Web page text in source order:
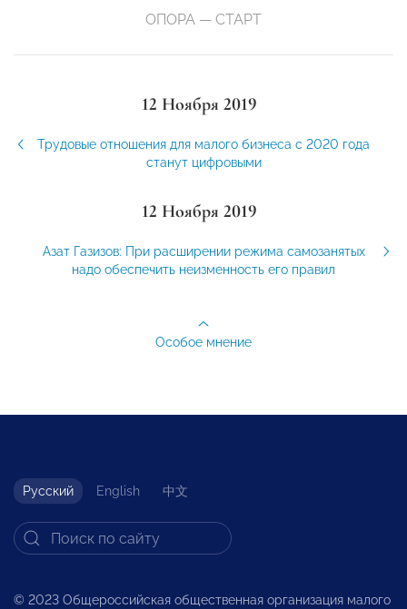
ОПОРА — СТАРТ
12 Ноября 2019
Трудовые отношения для малого бизнеса с 2020 года
станут цифровыми
12 Ноября 2019
Азат Газизов: При расширении режима самозанятых
надо обеспечить неизменность его правил
Особое мнение
Русский English 中文
© 2023 Общероссийская общественная организация малого